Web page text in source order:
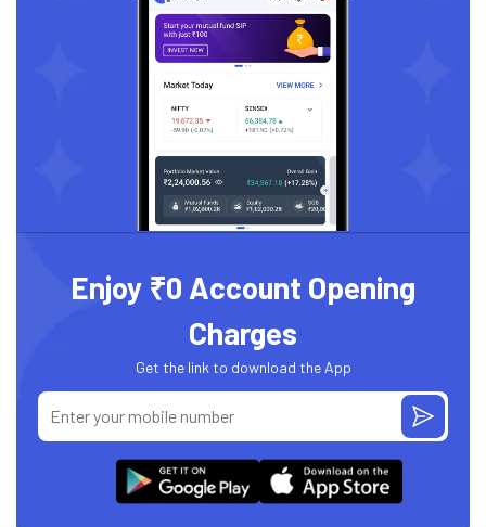
Enjoy ₹0 Account Opening
Charges
Get the link to download the App